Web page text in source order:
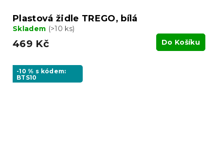
Plastová židle TREGO, bílá
Skladem (>10 ks)
469 Kč Do Košíku
-10 % s kódem:
BTS10